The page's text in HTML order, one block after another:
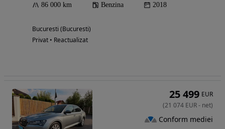
86 000 km Benzina 2018
Bucuresti (Bucuresti)
Privat • Reactualizat
25 499 EUR
(21 074 EUR- net)
Conform mediei